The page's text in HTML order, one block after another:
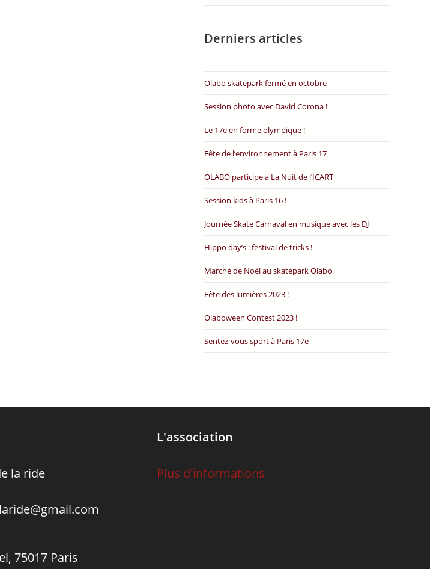
Derniers articles
Olabo skatepark fermé en octobre
Session photo avec David Corona !
Le 17e en forme olympique !
Fête de l’environnement à Paris 17
OLABO participe à La Nuit de l’ICART
Session kids à Paris 16 !
Journée Skate Carnaval en musique avec les DJ
Hippo day’s : festival de tricks !
Marché de Noël au skatepark Olabo
Fête des lumières 2023 !
Olaboween Contest 2023 !
Sentez-vous sport à Paris 17e
la ride
75017 Paris
L'association
Plus d'informations